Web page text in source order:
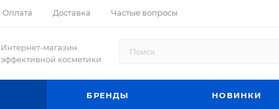
Оплата Доставка Частые вопросы
Интернет-магазин
эффективной косметики
БРЕНДЫ НОВИНКИ